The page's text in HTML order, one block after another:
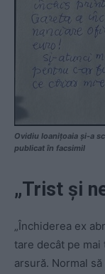
Ovidiu Ioanițoaia și-a
publicat în facsimil
„Trist și
„Închiderea ex
tare decât pe mai
arsură. Normal